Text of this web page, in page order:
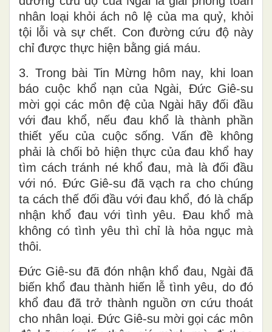
nhân loại khỏi ách nô lệ của ma quỷ, khỏi
tội lỗi và sự chết. Con đường cứu độ này
chỉ được thực hiện bằng giá máu.
3. Trong bài Tin Mừng hôm nay, khi loan
báo cuộc khổ nạn của Ngài, Đức Giê-su
mời gọi các môn đệ của Ngài hãy đối đầu
với đau khổ, nếu đau khổ là thành phần
thiết yếu của cuộc sống. Vấn đề không
phải là chối bỏ hiện thực của đau khổ hay
tìm cách tránh né khổ đau, mà là đối đầu
với nó. Đức Giê-su đã vạch ra cho chúng
ta cách thế đối đầu với đau khổ, đó là chấp
nhận khổ đau với tình yêu. Đau khổ mà
không có tình yêu thì chỉ là hỏa ngục mà
thôi.
Đức Giê-su đã đón nhận khổ đau, Ngài đã
biến khổ đau thành hiến lễ tình yêu, do đó
khổ đau đã trở thành nguồn ơn cứu thoát
cho nhân loại. Đức Giê-su mời gọi các môn